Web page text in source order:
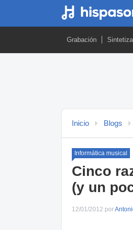
Grabación
Inicio Blogs
Informática musical
Cinco
(y un
12/01/2012 por